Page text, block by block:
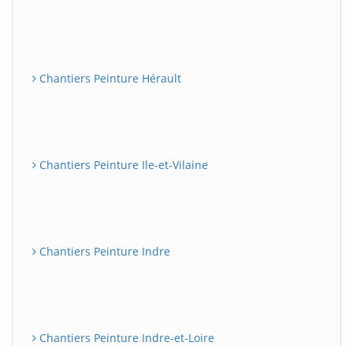
Chantiers Peinture Hérault
Chantiers Peinture Ile-et-Vilaine
Chantiers Peinture Indre
Chantiers Peinture Indre-et-Loire